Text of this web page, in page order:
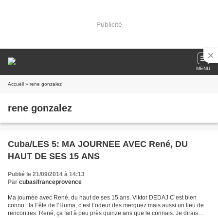
Publicité
MENU
Accueil » rene gonzalez
rene gonzalez
Cuba/LES 5: MA JOURNEE AVEC René, DU
HAUT DE SES 15 ANS
Publié le 21/09/2014 à 14:13
Par cubasifranceprovence
Ma journée avec René, du haut de ses 15 ans. Viktor DEDAJ C’est bien
connu : la Fête de l’Huma, c’est l’odeur des merguez mais aussi un lieu de
rencontres. René, ça fait à peu près quinze ans que le connais. Je dirais